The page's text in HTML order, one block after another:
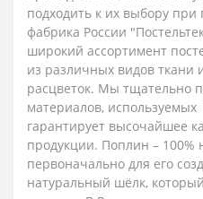
подходить к их выбору
фабрика России
широкий ассортимент
из различных видов
расцветок. Мы тщательно
материалов, используемых
гарантирует высочайшее
продукции. Поплин – 100%
первоначально для его
натуральный шёлк,